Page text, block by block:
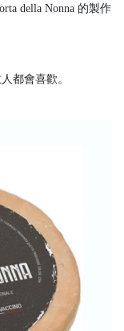
della Nonna 的製作
都會喜歡。